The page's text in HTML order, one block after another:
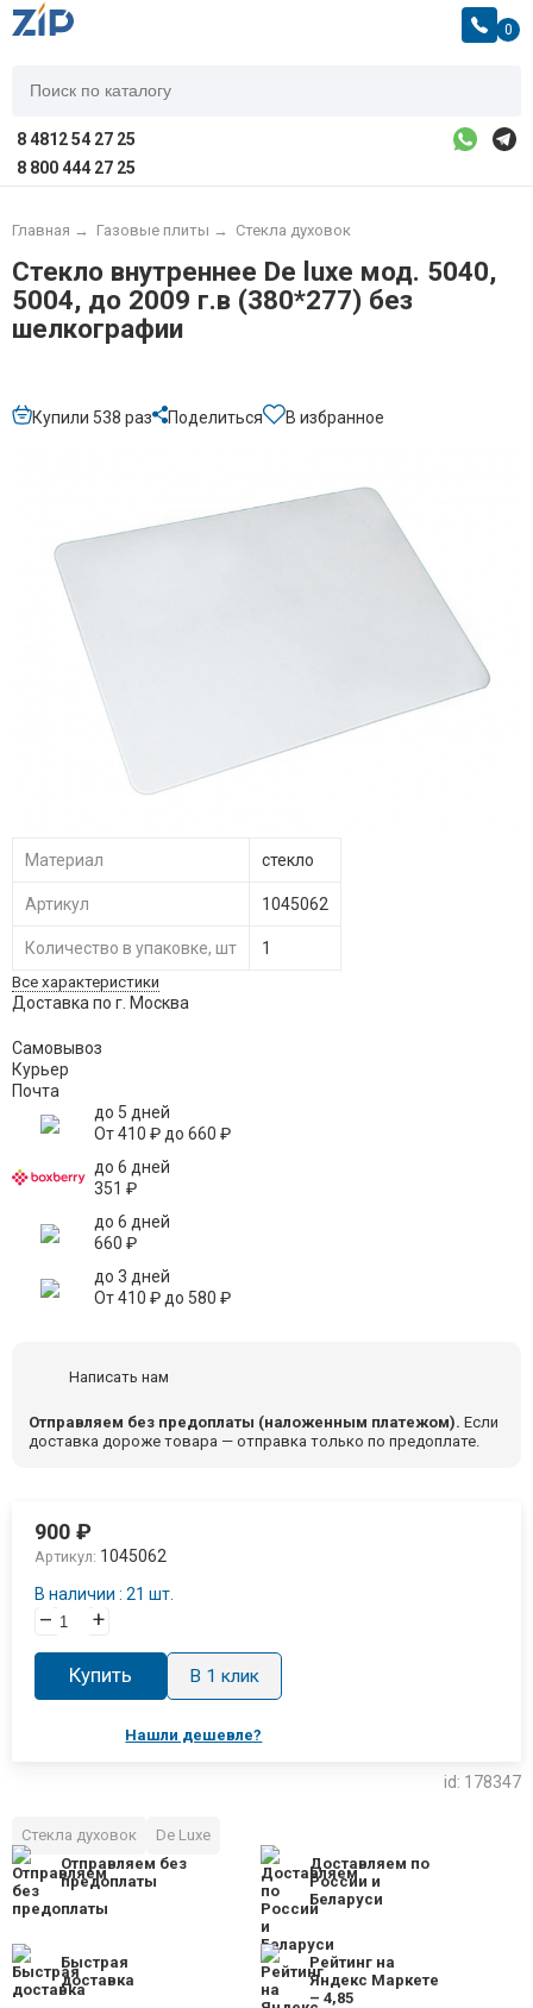
0
8 4812 54 27 25
8 800 444 27 25
Главная → Газовые плиты → Стекла духовок
Стекло внутреннее De luxe мод. 5040,
5004, до 2009 г.в (380*277) без
шелкографии
Купили 538 раз Поделиться В избранное
Материал стекло
Артикул 1045062
Количество в упаковке, шт 1
Все характеристики
Доставка по г. Москва
Самовывоз
Курьер
Почта
до 5 дней
От 410 ₽ до 660 ₽
до 6 дней
351 ₽
до 6 дней
660 ₽
до 3 дней
От 410 ₽ до 580 ₽
Написать нам
Отправляем без предоплаты (наложенным платежом). Если
доставка дороже товара — отправка только по предоплате.
900₽
Артикул: 1045062
В наличии : 21 шт.
– +
Купить В 1 клик
Нашли дешевле?
id: 178347
Стекла духовок
De Luxe
Отправляем без
предоплаты
Доставляем по
России и
Беларуси
Быстрая
доставка
Рейтинг на
Яндекс Маркете
– 4,85